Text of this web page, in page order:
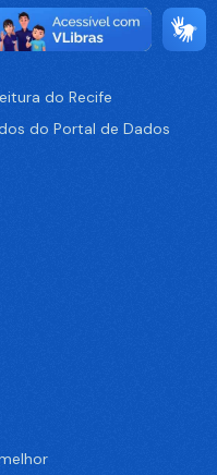
Portal de Dados
do Recife
do Portal de Dados